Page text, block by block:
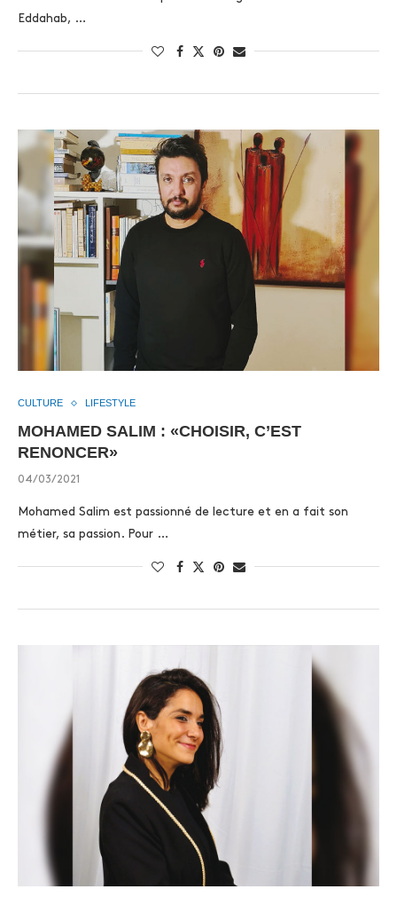
Eddahab, …
CULTURE LIFESTYLE
MOHAMED SALIM : «CHOISIR, C’EST
RENONCER»
04/03/2021
Mohamed Salim est passionné de lecture et en a fait son
métier, sa passion. Pour …